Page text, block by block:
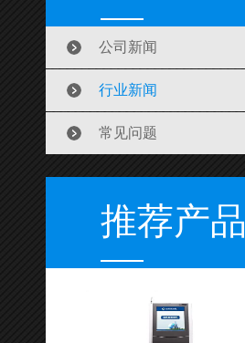
公司新闻
行业新闻
常见问题
推荐产品